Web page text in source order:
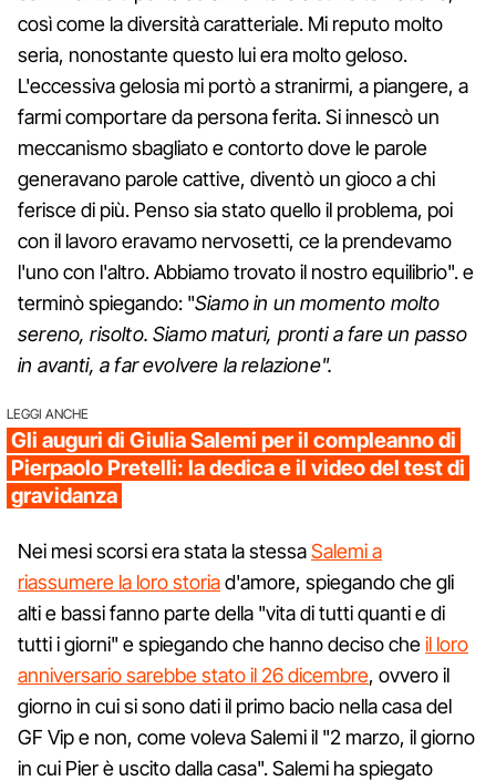
così come la diversità caratteriale. Mi reputo molto
seria, nonostante questo lui era molto geloso.
L'eccessiva gelosia mi portò a stranirmi, a piangere, a
farmi comportare da persona ferita. Si innescò un
meccanismo sbagliato e contorto dove le parole
generavano parole cattive, diventò un gioco a chi
ferisce di più. Penso sia stato quello il problema, poi
con il lavoro eravamo nervosetti, ce la prendevamo
l'uno con l'altro. Abbiamo trovato il nostro equilibrio". e
terminò spiegando: "Siamo in un momento molto
sereno, risolto. Siamo maturi, pronti a fare un passo
in avanti, a far evolvere la relazione".
LEGGI ANCHE
Gli auguri di Giulia Salemi per il compleanno di
Pierpaolo Pretelli: la dedica e il video del test di
gravidanza
Nei mesi scorsi era stata la stessaSalemi a
riassumere la loro storiad'amore, spiegando che gli
alti e bassi fanno parte della "vita di tutti quanti e di
tutti i giorni" e spiegando che hanno deciso cheil loro
anniversario sarebbe stato il 26 dicembre, ovvero il
giorno in cui si sono dati il primo bacio nella casa del
GF Vip e non, come voleva Salemi il "2 marzo, il giorno
in cui Pier è uscito dalla casa". Salemi ha spiegato